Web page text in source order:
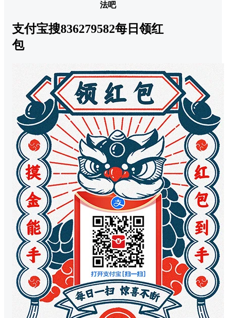
法吧
支付宝搜836279582每日领红
包